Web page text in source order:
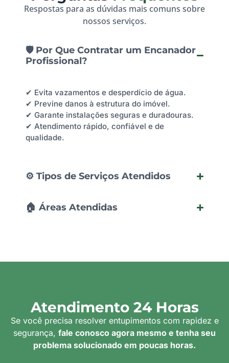
Respostas para as dúvidas mais comuns sobre
nossos serviços.
🛡️ Por Que Contratar um Encanador
Profissional?
✔ Evita vazamentos e desperdício de água.
✔ Previne danos à estrutura do imóvel.
✔ Garante instalações seguras e duradouras.
✔ Atendimento rápido, confiável e de
qualidade.
⚙️ Tipos de Serviços Atendidos
🏠 Áreas Atendidas
Atendimento 24 Horas
Se você precisa resolver entupimentos com rapidez e
segurança, fale conosco agora mesmo e tenha seu
problema solucionado em poucas horas.